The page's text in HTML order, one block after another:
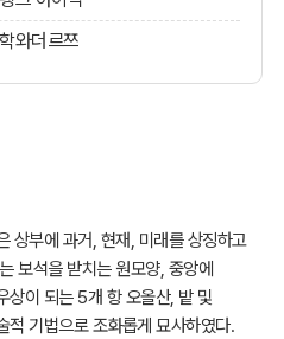
와더르쯔
상부에 과거, 현재, 미래를 상징하고
보석을 받치는 원모양, 중앙에
상이 되는 5개 항 오올산, 밭 및
적 기법으로 조화롭게 묘사하였다.